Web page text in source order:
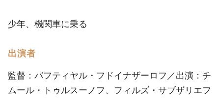
少年、機関車に乗る
出演者
監督：バフティヤル・フドイナザーロフ／出演：チ
ムール・トゥルスーノフ、フィルズ・サブザリエフ